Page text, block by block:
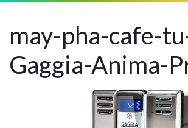
may-pha-cafe-
Gaggia-Anima-